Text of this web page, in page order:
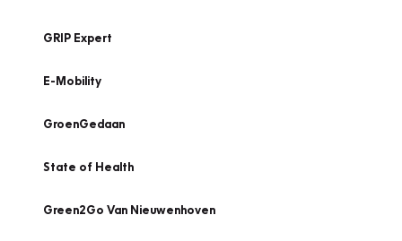
GRIP Expert
E-Mobility
GroenGedaan
State of Health
Green2Go Van Nieuwenhoven